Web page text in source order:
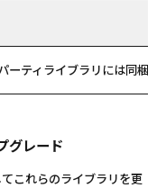
ティライブラリには同梱さ
グレード
これらのライブラリを更